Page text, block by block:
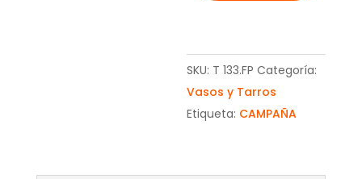
SKU: T 133.FP Categoría:
Vasos y Tarros
Etiqueta: CAMPAÑA